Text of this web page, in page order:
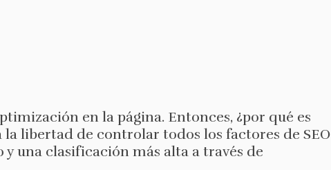
en la página. Entonces, ¿por qué es
la libertad de controlar todos los factores de SEO
una clasificación más alta a través de